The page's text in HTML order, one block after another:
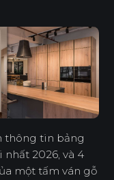
thông tin bảng
2026, và 4
một tấm ván gỗ